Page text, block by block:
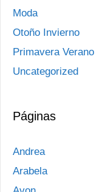
Moda
Otoño Invierno
Primavera Verano
Uncategorized
Páginas
Andrea
Arabela